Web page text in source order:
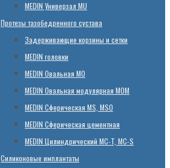
МЕDIN Универзал MU
Протезы тазобедренного сустава
Задерживающие корзины и сетки
МЕDIN головки
МЕDIN Овальная MО
МЕDIN Овальная модулярная MOM
МЕDIN Сферическая MS, MSO
МЕDIN Сферическая цементная
МЕDIN Цилиндрический MC-T, MC-S
Силиконовые имплантаты